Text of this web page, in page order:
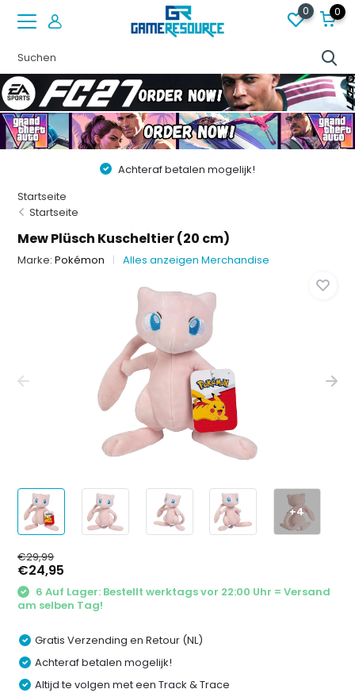
0 0
Achteraf betalen mogelijk!
Startseite
Startseite
Mew Plüsch Kuscheltier (20 cm)
Marke:Pokémon Alles anzeigen Merchandise
+4
€29,99
€24,95
6 Auf Lager: Bestellt werktags vor 22:00 Uhr = Versand
am selben Tag!
Gratis Verzending en Retour (NL)
Achteraf betalen mogelijk!
Altijd te volgen met een Track & Trace